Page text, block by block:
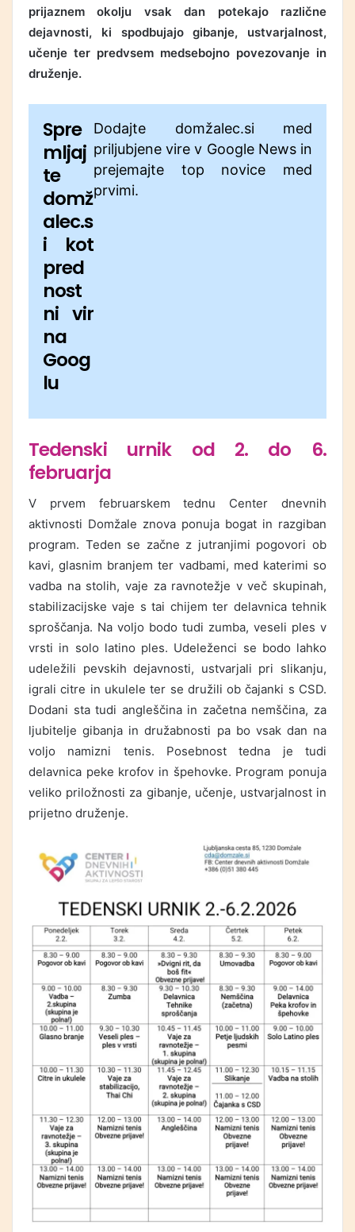
prijaznem okolju vsak dan potekajo različne
dejavnosti, ki spodbujajo gibanje, ustvarjalnost,
učenje ter predvsem medsebojno povezovanje in
druženje.
Spre
mljaj
te
domž
alec.s
i kot
pred
nost
ni vir
na
Goog
lu
Dodajte domžalec.si med
priljubjene vire v Google News in
prejemajte top novice med
prvimi.
Tedenski urnik od 2. do 6.
februarja
V prvem februarskem tednu Center dnevnih
aktivnosti Domžale znova ponuja bogat in razgiban
program. Teden se začne z jutranjimi pogovori ob
kavi, glasnim branjem ter vadbami, med katerimi so
vadba na stolih, vaje za ravnotežje v več skupinah,
stabilizacijske vaje s tai chijem ter delavnica tehnik
sproščanja. Na voljo bodo tudi zumbа, veseli ples v
vrsti in solo latino ples. Udeleženci se bodo lahko
udeležili pevskih dejavnosti, ustvarjali pri slikanju,
igrali citre in ukulele ter se družili ob čajanki s CSD.
Dodani sta tudi angleščina in začetna nemščina, za
ljubitelje gibanja in družabnosti pa bo vsak dan na
voljo namizni tenis. Posebnost tedna je tudi
delavnica peke krofov in špehovke. Program ponuja
veliko priložnosti za gibanje, učenje, ustvarjalnost in
prijetno druženje.